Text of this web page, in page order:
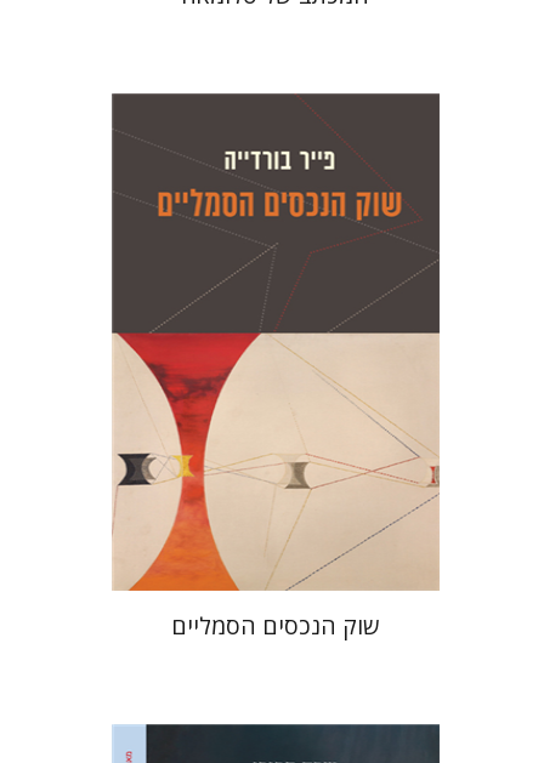
פייר בורדייה
ז'יזל ספירו
אמוץ גלעדי
ז'יזל ספירו
אמוץ גלעדי
הנחת אתר ספר מודפס
$31
שוק הנכסים הסמליים